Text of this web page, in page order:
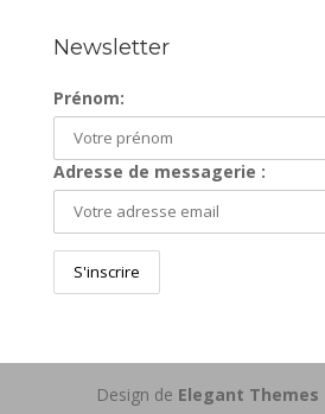
Newsletter
Prénom:
Adresse de messagerie :
Design de Elegant Themes